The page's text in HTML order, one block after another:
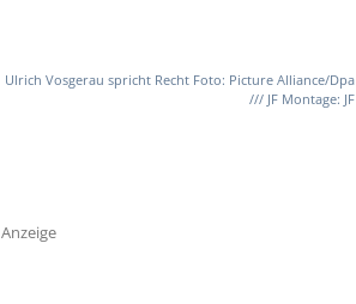
Ulrich Vosgerau spricht Recht Foto: Picture Alliance/Dpa
/// JF Montage: JF
Anzeige